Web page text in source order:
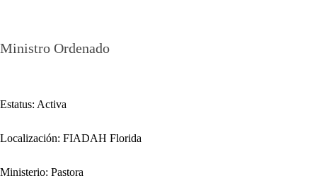
Ministro Ordenado
Estatus: Activa
Localización: FIADAH Florida
Ministerio: Pastora